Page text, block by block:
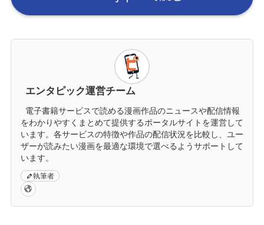
エンタピック運営チーム
電子書籍サービスで読める漫画作品のニュースや配信情報
をわかりやすくまとめて提供するポータルサイトを運営して
います。各サービスの特徴や作品の配信状況を比較し、ユー
ザーが読みたい漫画を最適な環境で選べるようサポートして
います。
執筆者